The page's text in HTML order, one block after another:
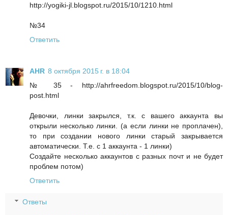
http://yogiki-jl.blogspot.ru/2015/10/1210.html
№34
Ответить
AHR 8 октября 2015 г. в 18:04
№ 35 - http://ahrfreedom.blogspot.ru/2015/10/blog-
post.html
Девочки, линки закрылся, т.к. с вашего аккаунта вы
открыли несколько линки. (а если линки не проплачен),
то при создании нового линки старый закрывается
автоматически. Т.е. с 1 аккаунта - 1 линки)
Создайте несколько аккаунтов с разных почт и не будет
проблем потом)
Ответить
Ответы